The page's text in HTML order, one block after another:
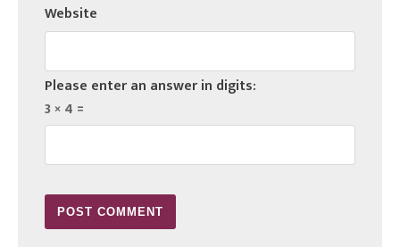
Website
Please enter an answer in digits:
3 × 4 =